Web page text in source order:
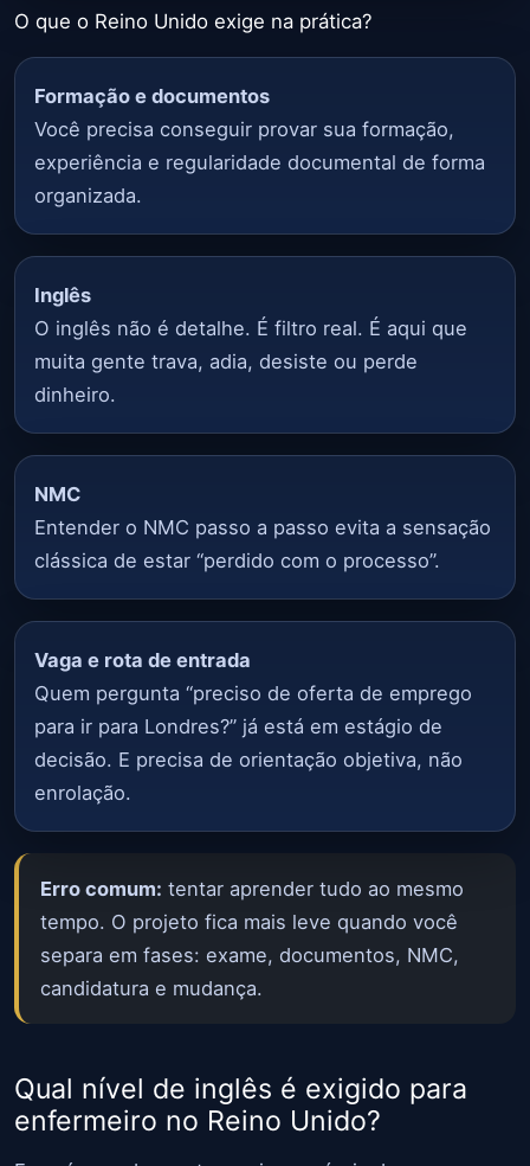
O que o Reino Unido exige na prática?
Formação e documentos
Você precisa conseguir provar sua formação,
experiência e regularidade documental de forma
organizada.
Inglês
O inglês não é detalhe. É filtro real. É aqui que
muita gente trava, adia, desiste ou perde
dinheiro.
NMC
Entender o NMC passo a passo evita a sensação
clássica de estar “perdido com o processo”.
Vaga e rota de entrada
Quem pergunta “preciso de oferta de emprego
para ir para Londres?” já está em estágio de
decisão. E precisa de orientação objetiva, não
enrolação.
Erro comum: tentar aprender tudo ao mesmo
tempo. O projeto fica mais leve quando você
separa em fases: exame, documentos, NMC,
candidatura e mudança.
Qual nível de inglês é exigido para
enfermeiro no Reino Unido?